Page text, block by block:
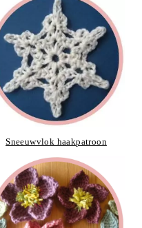
Sneeuwvlok haakpatroon